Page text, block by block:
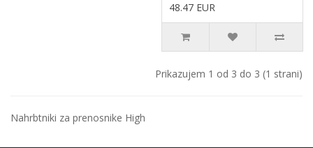
48.47 EUR
Prikazujem 1 od 3 do 3 (1 strani)
Nahrbtniki za prenosnike High